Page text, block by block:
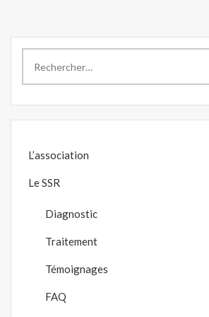
L’association
Le SSR
Diagnostic
Traitement
Témoignages
FAQ